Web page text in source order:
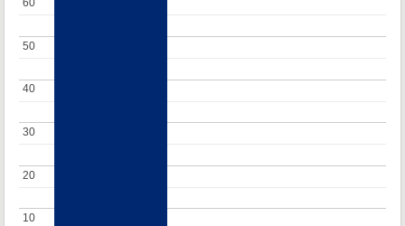
10
10
20
20
30
30
40
40
50
50
60
60